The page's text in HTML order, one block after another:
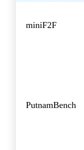
miniF2F
PutnamBench